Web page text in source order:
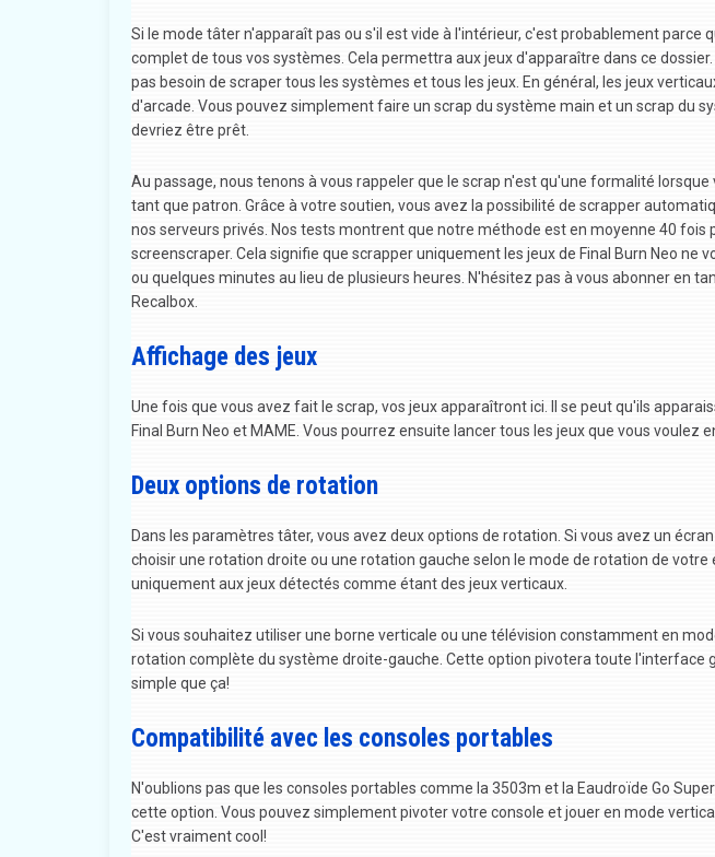
Si le mode tâter n'apparaît pas ou s'il est vide à l'intérieur, c'est probablement parce
complet de tous vos systèmes. Cela permettra aux jeux d'apparaître dans ce
pas besoin de scraper tous les systèmes et tous les jeux. En général, les jeux
d'arcade. Vous pouvez simplement faire un scrap du système main et un scrap du
devriez être prêt.
Au passage, nous tenons à vous rappeler que le scrap n'est qu'une formalité
tant que patron. Grâce à votre soutien, vous avez la possibilité de scrapper
nos serveurs privés. Nos tests montrent que notre méthode est en moyenne 40 fois
screenscraper. Cela signifie que scrapper uniquement les jeux de Final Burn Neo ne
ou quelques minutes au lieu de plusieurs heures. N'hésitez pas à vous abonner en
Recalbox.
Affichage des jeux
Une fois que vous avez fait le scrap, vos jeux apparaîtront ici. Il se peut qu'ils
Final Burn Neo et MAME. Vous pourrez ensuite lancer tous les jeux que vous voulez
Deux options de rotation
Dans les paramètres tâter, vous avez deux options de rotation. Si vous avez un
choisir une rotation droite ou une rotation gauche selon le mode de rotation de votre
uniquement aux jeux détectés comme étant des jeux verticaux.
Si vous souhaitez utiliser une borne verticale ou une télévision constamment en
rotation complète du système droite-gauche. Cette option pivotera toute l'interface
simple que ça!
Compatibilité avec les consoles portables
N'oublions pas que les consoles portables comme la 3503m et la Eaudroïde Go
cette option. Vous pouvez simplement pivoter votre console et jouer en mode
C'est vraiment cool!